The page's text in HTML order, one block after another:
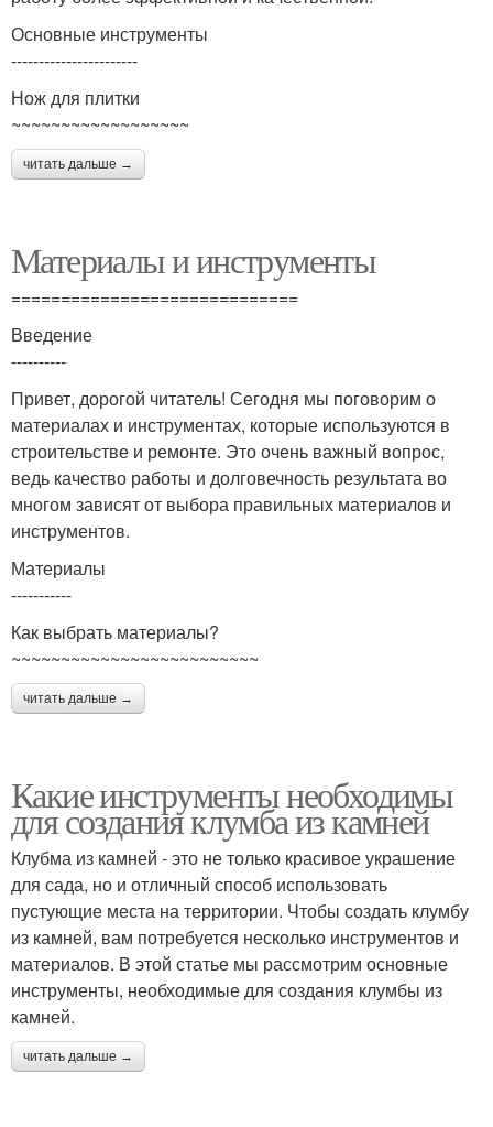
Основные инструменты
-----------------------
Нож для плитки
~~~~~~~~~~~~~~~~~~
читать дальше →
Материалы и инструменты
=============================
Введение
----------
Привет, дорогой читатель! Сегодня мы поговорим о
материалах и инструментах, которые используются в
строительстве и ремонте. Это очень важный вопрос,
ведь качество работы и долговечность результата во
многом зависят от выбора правильных материалов и
инструментов.
Материалы
-----------
Как выбрать материалы?
~~~~~~~~~~~~~~~~~~~~~~~~~
читать дальше →
Какие инструменты необходимы
для создания клумба из камней
Клубма из камней - это не только красивое украшение
для сада, но и отличный способ использовать
пустующие места на территории. Чтобы создать клумбу
из камней, вам потребуется несколько инструментов и
материалов. В этой статье мы рассмотрим основные
инструменты, необходимые для создания клумбы из
камней.
читать дальше →